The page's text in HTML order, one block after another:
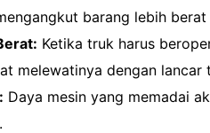
barang lebih
Ketika truk harus
melewatinya dengan lancar
Daya mesin yang memadai